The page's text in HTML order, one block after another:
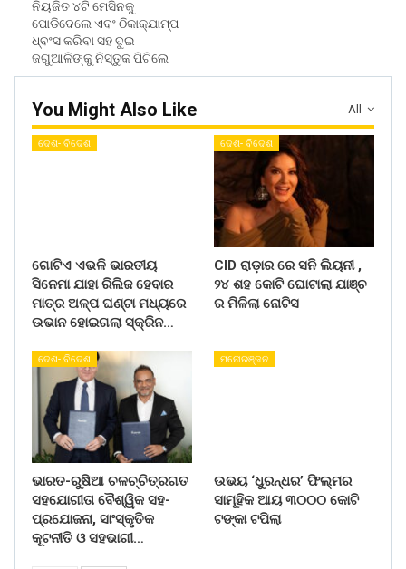
ନିୟଜିତ ୪ଟି ମେସିନକୁ
ପୋଡିଦେଲେ ଏବଂ ଠିକାକ୍ଯାମ୍ପ
ଧ୍ବଂସ କରିବା ସହ ଦୁଇ
ଜଗୁଆଳିଙ୍କୁ ନିସ୍ତୁକ ପିଟିଲେ
All
You Might Also Like
ଦେଶ- ବିଦେଶ
ଗୋଟିଏ ଏଭଳି ଭାରତୀୟ
ସିନେମା ଯାହା ରିଲିଜ ହେବାର
ମାତ୍ର ଅଳ୍ପ ଘଣ୍ଟା ମଧ୍ୟରେ
ଉଭାନ ହୋଇଗଲା ସ୍କ୍ରିନ…
ଦେଶ- ବିଦେଶ
CID ରାଡ଼ାର ରେ ସନି ଲିୟନୀ ,
୨୪ ଶହ କୋଟି ଘୋଟାଲା ଯାଞ୍ଚ
ର ମିଳିଲା ନୋଟିସ
ଦେଶ- ବିଦେଶ
ଭାରତ-ରୁଷିଆ ଚଳଚ୍ଚିତ୍ରଗତ
ସହଯୋଗୀତା ବୈଶ୍ୱିକ ସହ-
ପ୍ରଯୋଜନା, ସାଂସ୍କୃତିକ
କୂଟନୀତି ଓ ସହଭାଗୀ…
ମନୋରଞ୍ଜନ
ଉଭୟ ‘ଧୁରନ୍ଧର’ ଫିଲ୍ମର
ସାମୂହିକ ଆୟ ୩୦୦୦ କୋଟି
ଟଙ୍କା ଟପିଲା